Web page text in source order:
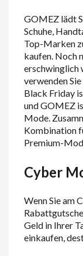
GOMEZ lädt
Schuhe,
Top-Marken
kaufen. Noch
erschwinglich
verwenden
Black Friday
und GOMEZ
Mode.
Kombination
Premium-
Cyber
Wenn Sie am
Geld in Ihrer
einkaufen,